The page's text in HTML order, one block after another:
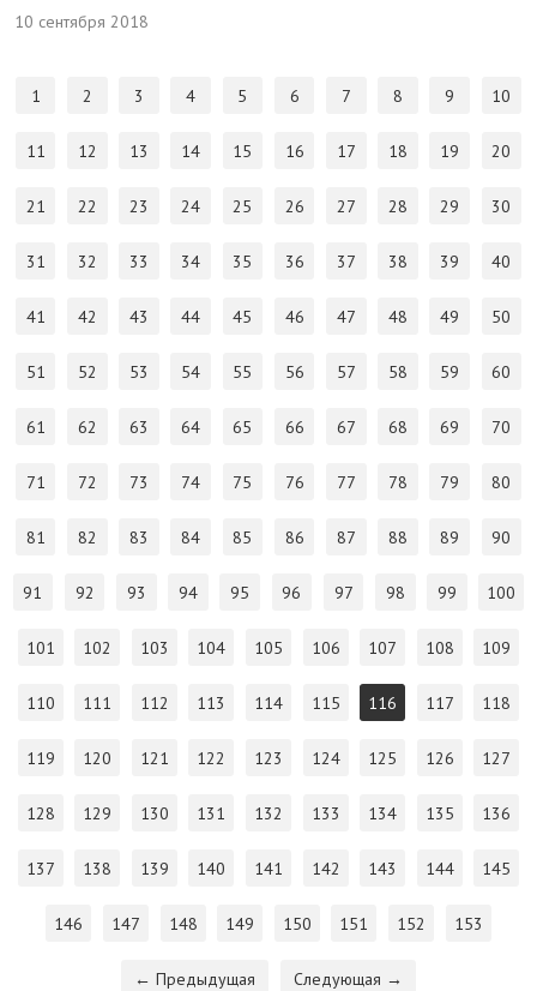
10 сентября 2018
1 2 3 4 5 6 7 8 9 10
11 12 13 14 15 16 17 18 19 20
21 22 23 24 25 26 27 28 29 30
31 32 33 34 35 36 37 38 39 40
41 42 43 44 45 46 47 48 49 50
51 52 53 54 55 56 57 58 59 60
61 62 63 64 65 66 67 68 69 70
71 72 73 74 75 76 77 78 79 80
81 82 83 84 85 86 87 88 89 90
91 92 93 94 95 96 97 98 99 100
101 102 103 104 105 106 107 108 109
110 111 112 113 114 115 116 117 118
119 120 121 122 123 124 125 126 127
128 129 130 131 132 133 134 135 136
137 138 139 140 141 142 143 144 145
146 147 148 149 150 151 152 153
← Предыдущая Следующая →